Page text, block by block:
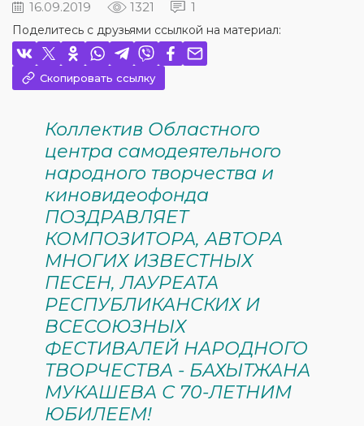
16.09.2019 1321 1
Поделитесь с друзьями ссылкой на материал:
Скопировать ссылку
Коллектив Областного
центра самодеятельного
народного творчества и
киновидеофонда
ПОЗДРАВЛЯЕТ
КОМПОЗИТОРА, АВТОРА
МНОГИХ ИЗВЕСТНЫХ
ПЕСЕН, ЛАУРЕАТА
РЕСПУБЛИКАНСКИХ И
ВСЕСОЮЗНЫХ
ФЕСТИВАЛЕЙ НАРОДНОГО
ТВОРЧЕСТВА - БАХЫТЖАНА
МУКАШЕВА С 70-ЛЕТНИМ
ЮБИЛЕЕМ!